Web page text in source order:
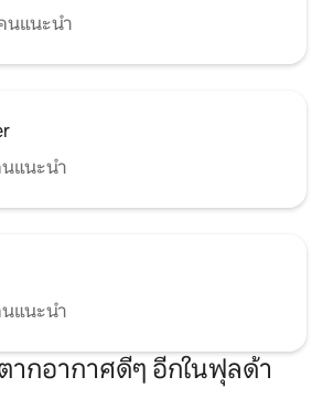
นแนะนำ
แนะนำ
แนะนำ
กอากาศดีๆ อีกในฟุลด้า